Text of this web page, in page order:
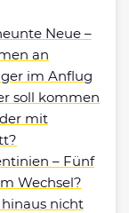
Neue –
an
im Anflug
soll kommen
mit
– Fünf
Wechsel?
nicht